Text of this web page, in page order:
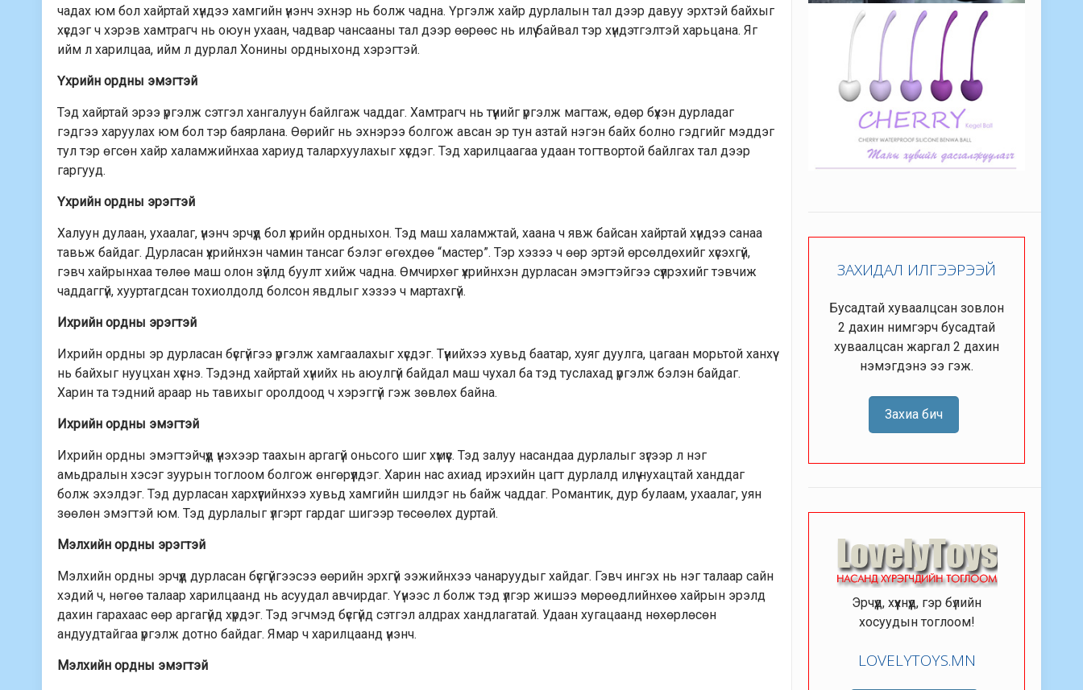
чадах юм бол хайртай хүндээ хамгийн үнэнч эхнэр нь болж чадна. Үргэлж хайр дурлалын тал дээр давуу эрхтэй байхыг
хүсдэг ч хэрэв хамтрагч нь оюун ухаан, чадвар чансааны тал дээр өөрөөс нь илүү байвал тэр хүндэтгэлтэй харьцана. Яг
ийм л харилцаа, ийм л дурлал Хонины ордныхонд хэрэгтэй.
Үхрийн ордны эмэгтэй
Тэд хайртай эрээ үргэлж сэтгэл хангалуун байлгаж чаддаг. Хамтрагч нь түүнийг үргэлж магтаж, өдөр бүхэн дурладаг
гэдгээ харуулах юм бол тэр баярлана. Өөрийг нь эхнэрээ болгож авсан эр тун азтай нэгэн байх болно гэдгийг мэддэг
тул тэр өгсөн хайр халамжийнхаа хариуд талархуулахыг хүсдэг. Тэд харилцаагаа удаан тогтвортой байлгах тал дээр
гаргууд.
Үхрийн ордны эрэгтэй
Халуун дулаан, ухаалаг, үнэнч эрчүүд бол үхрийн ордныхон. Тэд маш халамжтай, хаана ч явж байсан хайртай хүндээ санаа
тавьж байдаг. Дурласан үхрийнхэн чамин тансаг бэлэг өгөхдөө “мастер”. Тэр хэзээ ч өөр эртэй өрсөлдөхийг хүсэхгүй,
гэвч хайрынхаа төлөө маш олон зүйлд буулт хийж чадна. Өмчирхөг үхрийнхэн дурласан эмэгтэйгээ сүүлрэхийг тэвчиж
чаддаггүй, хууртагдсан тохиолдолд болсон явдлыг хэзээ ч мартахгүй.
Ихрийн ордны эрэгтэй
Ихрийн ордны эр дурласан бүсгүйгээ үргэлж хамгаалахыг хүсдэг. Түүнийхээ хувьд баатар, хуяг дуулга, цагаан морьтой ханхүү
нь байхыг нууцхан хүснэ. Тэдэнд хайртай хүнийх нь аюулгүй байдал маш чухал ба тэд туслахад үргэлж бэлэн байдаг.
Харин та тэдний араар нь тавихыг оролдоод ч хэрэггүй гэж зөвлөх байна.
Ихрийн ордны эмэгтэй
Ихрийн ордны эмэгтэйчүүд үнэхээр таахын аргагүй оньсого шиг хүмүүс. Тэд залуу насандаа дурлалыг зүгээр л нэг
амьдралын хэсэг зуурын тоглоом болгож өнгөрүүлдэг. Харин нас ахиад ирэхийн цагт дурлалд илүү нухацтай ханддаг
болж эхэлдэг. Тэд дурласан хархүүгийнхээ хувьд хамгийн шилдэг нь байж чаддаг. Романтик, дур булаам, ухаалаг, уян
зөөлөн эмэгтэй юм. Тэд дурлалыг үлгэрт гардаг шигээр төсөөлөх дуртай.
Мэлхийн ордны эрэгтэй
Мэлхийн ордны эрчүүд дурласан бүсгүйгээсээ өөрийн эрхгүй ээжийнхээ чанаруудыг хайдаг. Гэвч ингэх нь нэг талаар сайн
хэдий ч, нөгөө талаар харилцаанд нь асуудал авчирдаг. Үүнээс л болж тэд үлгэр жишээ мөрөөдлийнхөө хайрын эрэлд
дахин гарахаас өөр аргагүйд хүрдэг. Тэд эгчмэд бүсгүйд сэтгэл алдрах хандлагатай. Удаан хугацаанд нөхөрлөсөн
андуудтайгаа үргэлж дотно байдаг. Ямар ч харилцаанд үнэнч.
Мэлхийн ордны эмэгтэй
ЗАХИДАЛ ИЛГЭЭРЭЭЙ
Бусадтай хуваалцсан зовлон
2 дахин нимгэрч бусадтай
хуваалцсан жаргал 2 дахин
нэмэгдэнэ ээ гэж.
Захиа бич
Эрчүүд, хүүхнүүд, гэр бүлийн
хосуудын тоглоом!
LOVELYTOYS.MN